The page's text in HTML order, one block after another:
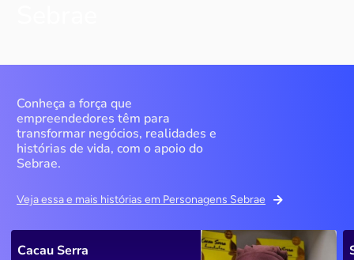
Conheça a força que
empreendedores têm para
transformar negócios, realidades e
histórias de vida, com o apoio do
Sebrae.
Veja essa e mais histórias em Personagens Sebrae
Cacau Serra